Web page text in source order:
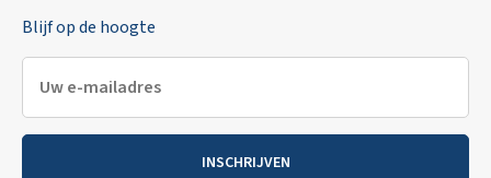
Blijf op de hoogte
INSCHRIJVEN